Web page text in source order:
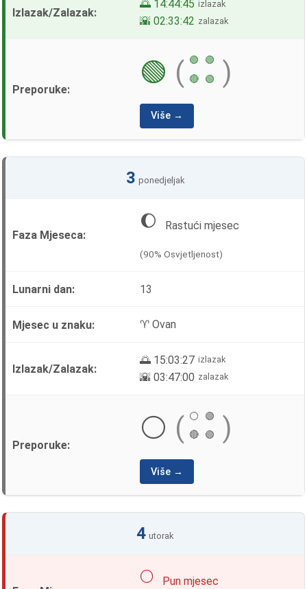
🌅 14:44:45 izlazak
🌇 02:33:42 zalazak
🟢 ( 🟢
🟢
🔴
🟢 )
Više →
3 ponedjeljak
🌔 Rastući mjesec
(90% Osvjetljenost)
13
♈ Ovan
🌅 15:03:27 izlazak
🌇 03:47:00 zalazak
⚪ ( ⚪
🟢
🔴
🟢 )
Više →
4 utorak
🌕 Pun mjesec